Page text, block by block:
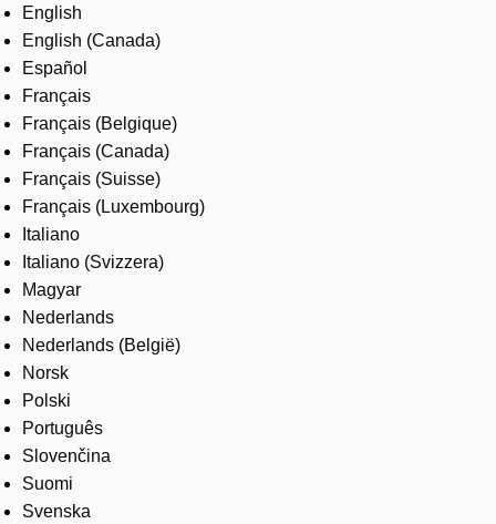
Careers
English
English (Canada)
Español
Français
Français (Belgique)
Français (Canada)
Français (Suisse)
Français (Luxembourg)
Italiano
Italiano (Svizzera)
Magyar
Nederlands
Nederlands (België)
Norsk
Polski
Português
Slovenčina
Suomi
Svenska